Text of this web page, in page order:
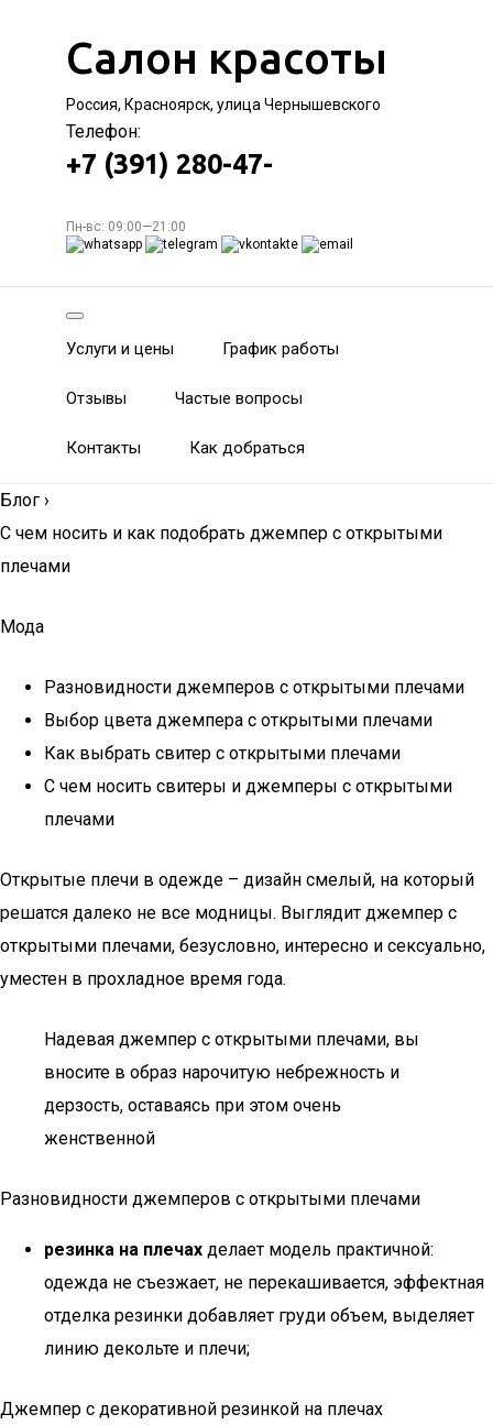
Салон красоты
Россия, Красноярск, улица Чернышевского
Телефон:
+7 (391) 280-47-
Пн-вс: 09:00—21:00
Услуги и цены График работы
Отзывы Частые вопросы
Контакты Как добраться
Блог ›
С чем носить и как подобрать джемпер с открытыми
плечами
Мода
Разновидности джемперов с открытыми плечами
Выбор цвета джемпера с открытыми плечами
Как выбрать свитер с открытыми плечами
С чем носить свитеры и джемперы с открытыми
плечами
Открытые плечи в одежде – дизайн смелый, на который
решатся далеко не все модницы. Выглядит джемпер с
открытыми плечами, безусловно, интересно и сексуально,
уместен в прохладное время года.
Надевая джемпер с открытыми плечами, вы
вносите в образ нарочитую небрежность и
дерзость, оставаясь при этом очень
женственной
Разновидности джемперов с открытыми плечами
резинка на плечах делает модель практичной:
одежда не съезжает, не перекашивается, эффектная
отделка резинки добавляет груди объем, выделяет
линию декольте и плечи;
Джемпер с декоративной резинкой на плечах